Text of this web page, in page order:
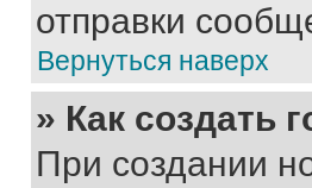
отправки
Вернуться наверх
» Как создать
При создании